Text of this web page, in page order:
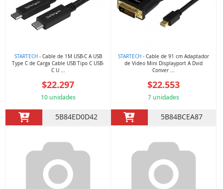
STARTECH- Cable de 1M USB-C A USB
Type C de Carga Cable USB Tipo C USB-
C U ...
$22.297
10 unidades
5B84ED0D42
STARTECH- Cable de 91 cm Adaptador
de Video Mini Displayport A Dvid
Conver ...
$22.553
7 unidades
5B84BCEA87